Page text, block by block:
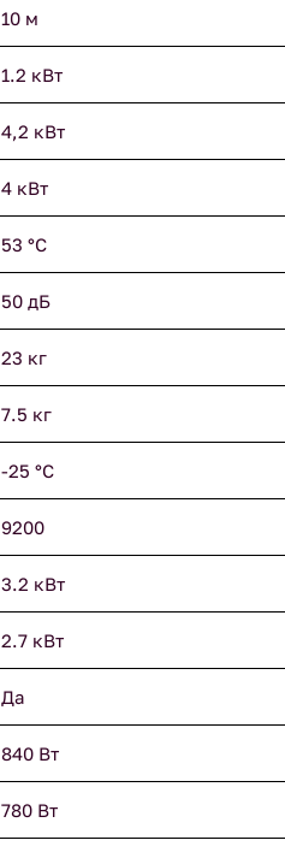
10 м
1.2 кВт
4,2 кВт
4 кВт
53 °С
50 дБ
23 кг
7.5 кг
-25 °С
9200
3.2 кВт
2.7 кВт
Да
840 Вт
780 Вт